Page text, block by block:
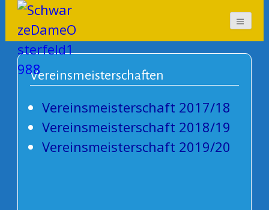
SchwarzeDameOsterf
eld1988
Vereinsmeisterschaften
Vereinsmeisterschaft 2017/18
Vereinsmeisterschaft 2018/19
Vereinsmeisterschaft 2019/20